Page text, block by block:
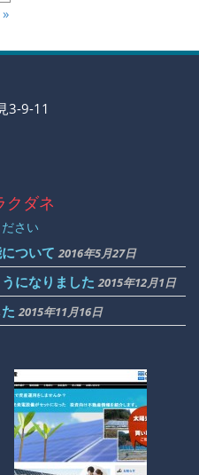
3-9-11
クダネ
さい
ついて 2016年5月27日
になりました 2015年12月1日
2015年11月16日